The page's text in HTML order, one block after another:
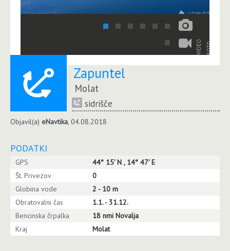
VIDEO FOTO
Zapuntel
Molat
sidrišče
Objavil(a) eNavtika, 04.08.2018
PODATKI
GPS
44° 15' N , 14° 47' E
Št. Privezov
0
Globina vode
2 - 10 m
Obratovalni čas
1.1. - 31.12.
Bencinska črpalka
18 nmi Novalja
Kraj
Molat